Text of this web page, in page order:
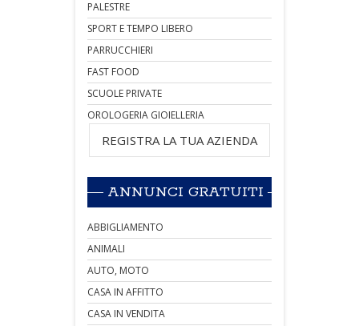
PALESTRE
SPORT E TEMPO LIBERO
PARRUCCHIERI
FAST FOOD
SCUOLE PRIVATE
OROLOGERIA GIOIELLERIA
REGISTRA LA TUA AZIENDA
ANNUNCI GRATUITI
ABBIGLIAMENTO
ANIMALI
AUTO, MOTO
CASA IN AFFITTO
CASA IN VENDITA